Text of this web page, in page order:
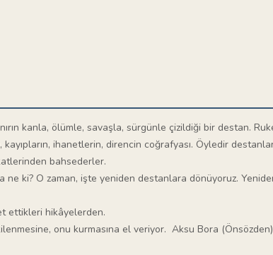
kanla, ölümle, savaşla, sürgünle çizildiği bir destan.
ihanetlerin, direncin coğrafyası. Öyledir
bahsederler.
ki? O zaman, işte yeniden destanlara dönüyoruz.
ettikleri hikâyelerden.
onu kurmasına el veriyor. Aksu Bora (Önsözden)